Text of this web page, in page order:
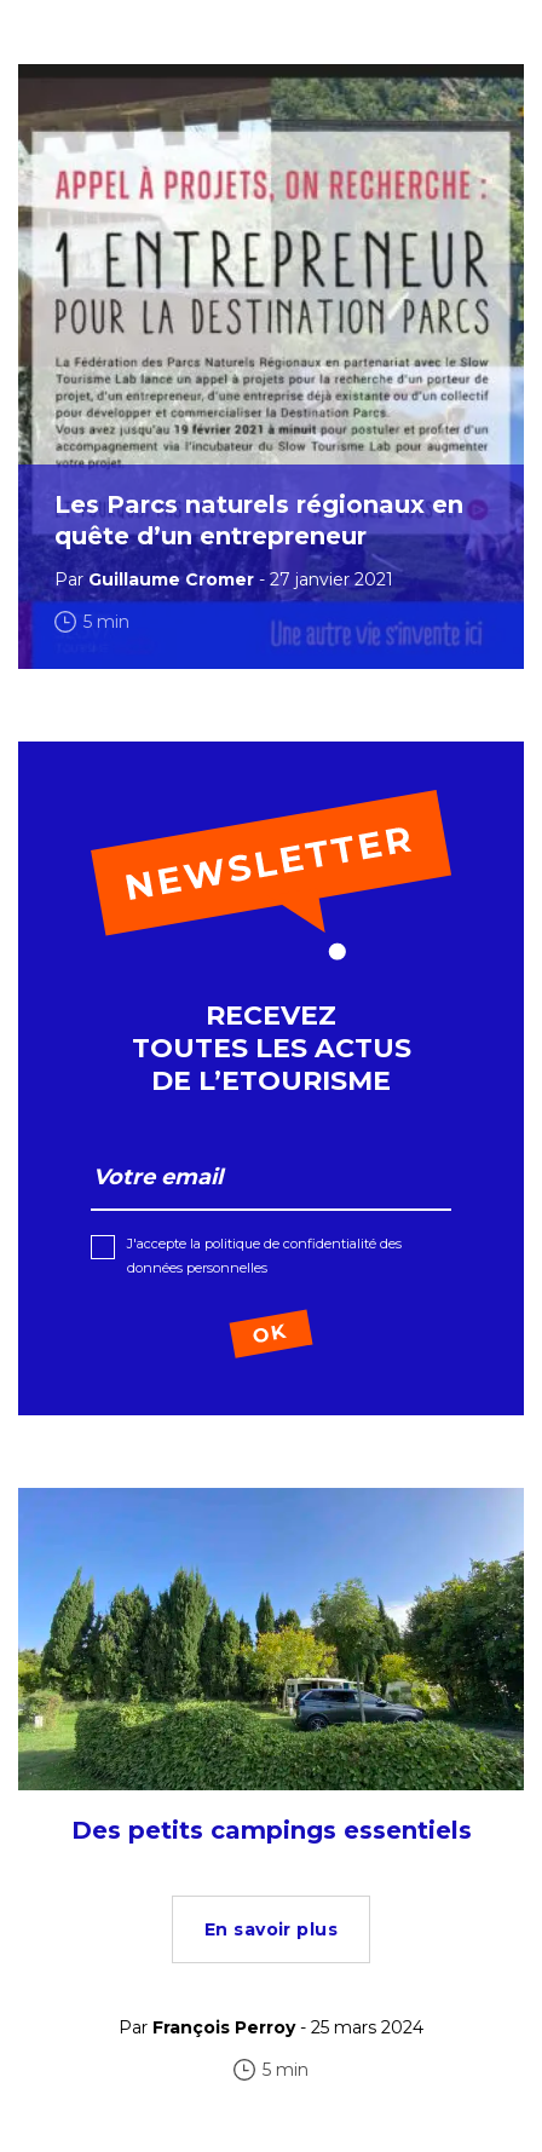
Les Parcs naturels régionaux en
quête d’un entrepreneur
ParGuillaume Cromer - 27 janvier 2021
5 min
RECEVEZ
TOUTES LES ACTUS
DE L’ETOURISME
J'accepte la politique de confidentialité des
données personnelles
Des petits campings essentiels
En savoir plus
Par François Perroy- 25 mars 2024
5 min